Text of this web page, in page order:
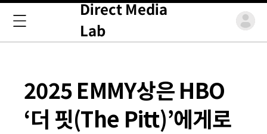
Direct Media
Lab
2025 EMMY상은 HBO
‘더 핏(The Pitt)’에게로